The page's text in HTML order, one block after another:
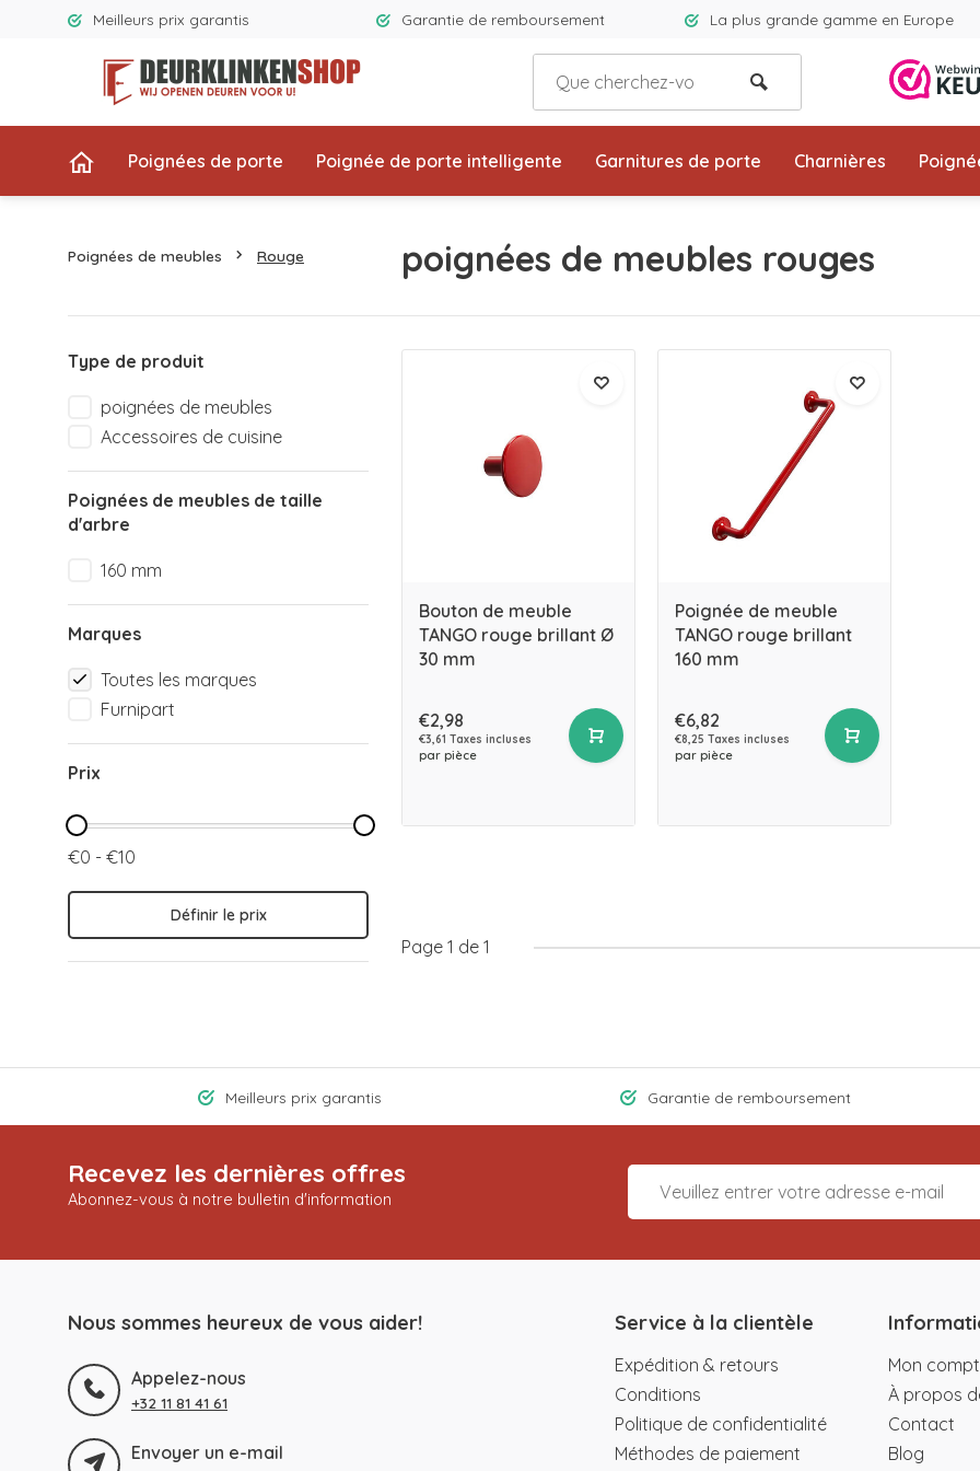
Meilleurs prix garantis Garantie de remboursement La plus grande gamme en Europe
Poignées de porte Poignée de porte intelligente Garnitures de porte Charnières
Poignées de meubles Rouge poignées de meubles rouges
Type de produit
poignées de meubles
Accessoires de cuisine
Poignées de meubles de taille
d'arbre
160 mm
Marques
Toutes les marques
Furnipart
Prix
€0 - €10
Définir le prix
Bouton de meuble
TANGO rouge brillant Ø
30 mm
€2,98
€3,61 Taxes incluses
par pièce
Poignée de meuble
TANGO rouge brillant
160 mm
€6,82
€8,25 Taxes incluses
par pièce
Page 1 de 1
Meilleurs prix garantis Garantie de remboursement
Recevez les dernières offres
Abonnez-vous à notre bulletin d'information
Nous sommes heureux de vous aider!
Appelez-nous
+32 11 81 41 61
Envoyer un e-mail
Service à la clientèle
Expédition & retours
Conditions
Politique de confidentialité
Méthodes de paiement
Mon
À propos
Contact
Blog